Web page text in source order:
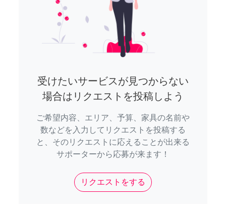
受けたいサービスが見つからない
場合はリクエストを投稿しよう
ご希望内容、エリア、予算、家具の名前や
数などを入力してリクエストを投稿する
と、そのリクエストに応えることが出来る
サポーターから応募が来ます！
リクエストをする